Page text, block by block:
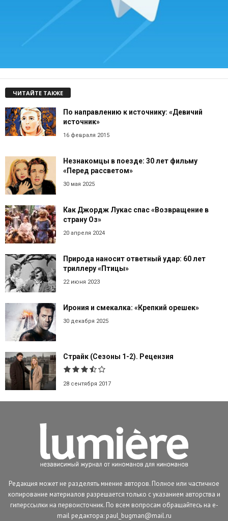
ЧИТАЙТЕ ТАКЖЕ
По направлению к источнику: «Девичий
источник»
16 февраля 2015
Незнакомцы в поезде: 30 лет фильму
«Перед рассветом»
30 мая 2025
Как Джордж Лукас спас «Возвращение в
страну Оз»
20 апреля 2024
Природа наносит ответный удар: 60 лет
триллеру «Птицы»
22 июня 2023
Ирония и смекалка: «Крепкий орешек»
30 декабря 2025
Страйк (Сезоны 1-2). Рецензия
28 сентября 2017
Редакция может не разделять мнение авторов. Полное или частичное
копирование материалов разрешается только с указанием авторства и
гиперссылки на первоисточник. По всем вопросам обращайтесь на e-
mail редактора: paul_bugman@mail.ru